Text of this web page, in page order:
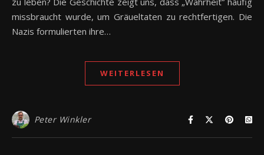
missbraucht wurde, um Gräueltaten zu rechtfertigen. Die
Nazis formulierten ihre…
WEITERLESEN
Peter Winkler